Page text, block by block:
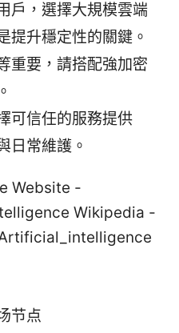
戶，選擇大規模雲端
提升穩定性的關鍵。
重要，請搭配強加密
可信任的服務提供
日常維護。
Website -
Wikipedia -
节点